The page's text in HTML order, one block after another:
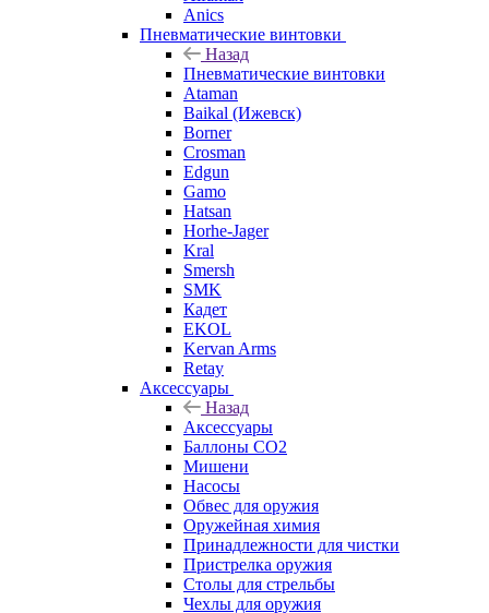
Anics
Пневматические винтовки
Назад
Пневматические винтовки
Ataman
Baikal (Ижевск)
Borner
Crosman
Edgun
Gamo
Hatsan
Horhe-Jager
Kral
Smersh
SMK
Кадет
EKOL
Kervan Arms
Retay
Аксессуары
Назад
Аксессуары
Баллоны СО2
Мишени
Насосы
Обвес для оружия
Оружейная химия
Принадлежности для чистки
Пристрелка оружия
Столы для стрельбы
Чехлы для оружия